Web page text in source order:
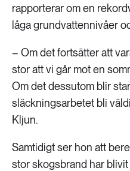
rapporterar om en
låga grundvattennivåer
– Om det fortsätter att
stor att vi går mot en
Om det dessutom blir
släckningsarbetet bli
Kljun.
Samtidigt ser hon att
stor skogsbrand har